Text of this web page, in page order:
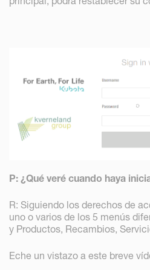
P: ¿Qué veré cuando haya
R: Siguiendo los derechos de
uno o varios de los 5 menús
y Productos, Recambios,
Eche un vistazo a este breve